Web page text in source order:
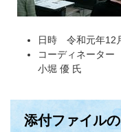
日時 令和元年12
コーディネータ
小堀 優 氏
添付ファイル